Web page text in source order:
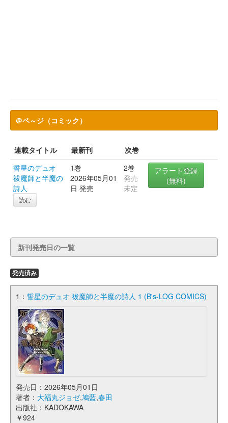
＠ペ～ジ（コミック）
連載タイトル 最新刊
次巻
誓星のデュオ
祓魔師と半魔の
詩人
読む
1巻
2026年05月01
日 発売
2巻
発売
未定
アラート登録
(無料)
新刊発売日の一覧
発売済み
1： 誓星のデュオ 祓魔師と半魔の詩人 1 (B's-LOG COMICS)
発売日：2026年05月01日
著者： 大福丸ジョゼ,鳩藍,春田
出版社：KADOKAWA
￥924